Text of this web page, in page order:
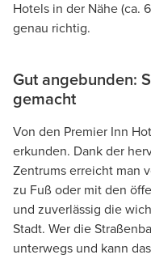
Hotels in der Nähe (ca.
genau richtig.
Gut angebunden:
gemacht
Von den Premier Inn
erkunden. Dank der
Zentrums erreicht man
zu Fuß oder mit den
und zuverlässig die
Stadt. Wer die
unterwegs und kann